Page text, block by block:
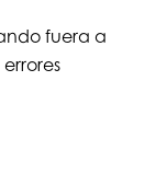
fuera a